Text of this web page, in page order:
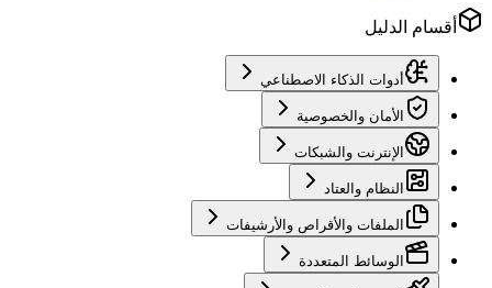
أقسام الدليل
أدوات الذكاء الاصطناعي
الأمان والخصوصية
الإنترنت والشبكات
النظام والعتاد
الملفات والأقراص والأرشيفات
الوسائط المتعددة